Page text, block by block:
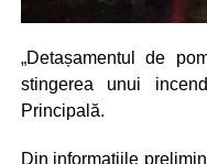
„Detașamentul de
stingerea unui
Principală.
Din informațiile